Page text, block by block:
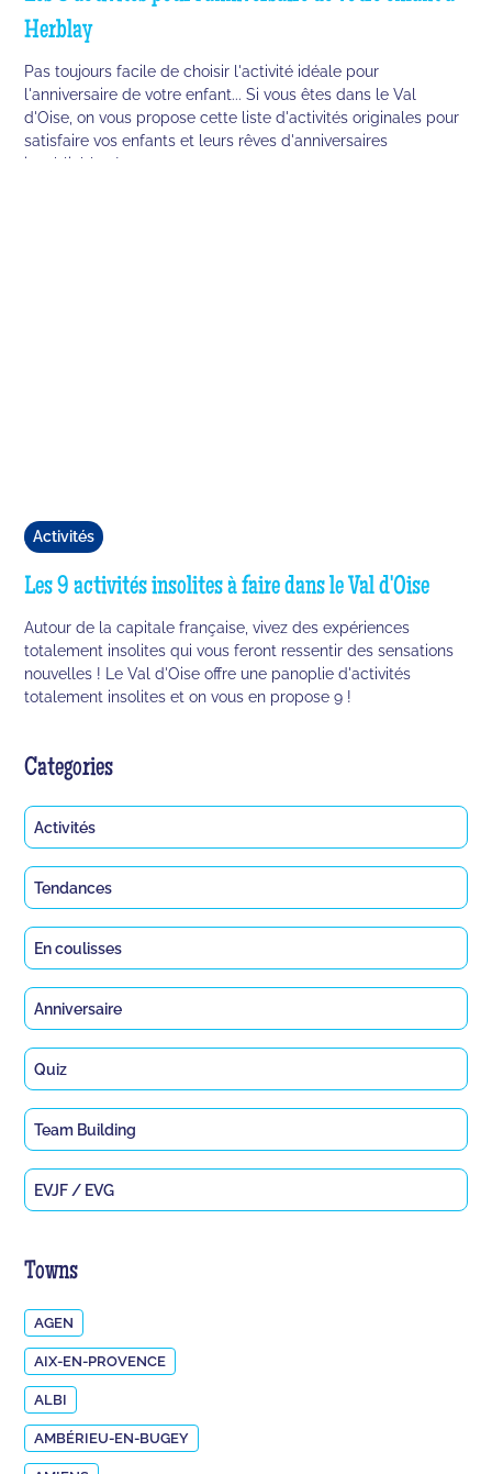
Herblay
Pas toujours facile de choisir l'activité idéale pour
l'anniversaire de votre enfant... Si vous êtes dans le Val
d'Oise, on vous propose cette liste d'activités originales pour
satisfaire vos enfants et leurs rêves d'anniversaires
inoubliables !
Activités
Les 9 activités insolites à faire dans le Val d'Oise
Autour de la capitale française, vivez des expériences
totalement insolites qui vous feront ressentir des sensations
nouvelles ! Le Val d'Oise offre une panoplie d'activités
totalement insolites et on vous en propose 9 !
Categories
Activités
Tendances
En coulisses
Anniversaire
Quiz
Team Building
EVJF / EVG
Towns
AGEN
AIX-EN-PROVENCE
ALBI
AMBÉRIEU-EN-BUGEY